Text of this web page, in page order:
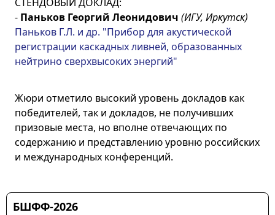
- Паньков Георгий Леонидович (ИГУ, Иркутск)
Паньков Г.Л. и др. "Прибор для акустической
регистрации каскадных ливней, образованных
нейтрино сверхвысоких энергий"
Жюри отметило высокий уровень докладов как
победителей, так и докладов, не получивших
призовые места, но вполне отвечающих по
содержанию и представлению уровню российских
и международных конференций.
БШФФ-2026